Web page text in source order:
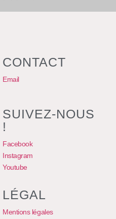
CONTACT
Email
SUIVEZ-NOUS
!
Facebook
Instagram
Youtube
LÉGAL
Mentions légales